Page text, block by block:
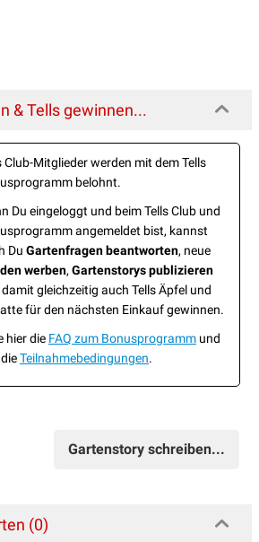
& Tells gewinnen...
Club-Mitglieder werden mit dem Tells
belohnt.
Du eingeloggt und beim Tells Club und
angemeldet bist, kannst
Du Gartenfragen beantworten, neue
werben, Gartenstorys publizieren
gleichzeitig auch Tells Äpfel und
für den nächsten Einkauf gewinnen.
hier die FAQ zum Bonusprogramm und
Teilnahmebedingungen.
Gartenstory schreiben...
(0)